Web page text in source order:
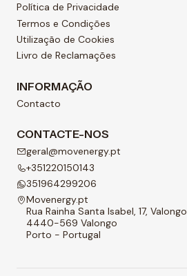
Política de Privacidade
Termos e Condições
Utilização de Cookies
Livro de Reclamações
INFORMAÇÃO
Contacto
CONTACTE-NOS
geral@movenergy.pt
+351220150143
351964299206
Movenergy.pt
Rua Rainha Santa Isabel, 17, Valongo
4440-569 Valongo
Porto - Portugal